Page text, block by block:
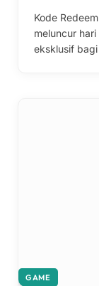
Kode
meluncur
eksklusif
GAME